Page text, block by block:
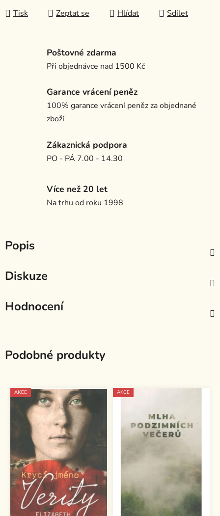
Tisk Zeptat se Hlídat Sdílet
Poštovné zdarma
Při objednávce nad 1500 Kč
Garance vrácení peněz
100% garance vrácení peněz za objednané
zboží
Zákaznická podpora
PO - PÁ 7.00 - 14.30
Více než 20 let
Na trhu od roku 1998
Popis
Diskuze
Hodnocení
Podobné produkty
AKCE AKCE